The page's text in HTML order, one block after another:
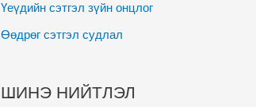
Үеүдийн сэтгэл зүйн онцлог
Өөдрөг сэтгэл судлал
ШИНЭ НИЙТЛЭЛ